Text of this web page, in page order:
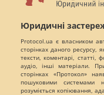
Юридичні
Protocol.ua є власником
сторінках даного ресурсу,
тексти, коментарі,
аудіо, інші матеріали.
сторінках «Протокол»
пошуковими системами
розуміється копіювання,